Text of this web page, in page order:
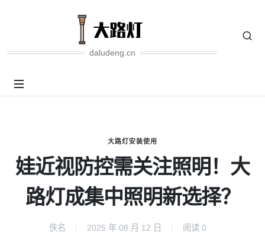
daludeng.cn
大路灯安装使用
娃近视防控需关注照明！大
路灯成集中照明新选择？
佚名 2025 年 08 月 12 日 阅读 0